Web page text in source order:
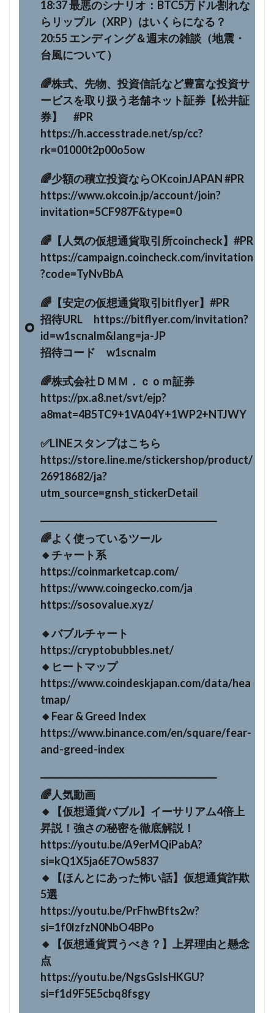
18:37 最悪のシナリオ：BTC5万ドル割れな
らリップル（XRP）はいくらになる？
20:55 エンディング＆週末の雑談（地震・
台風について）
🌈株式、先物、投資信託など豊富な投資サ
ービスを取り扱う老舗ネット証券【松井証
券】 #PR
https://h.accesstrade.net/sp/cc?
rk=01000t2p00o5ow
🌈少額の積立投資ならOKcoinJAPAN #PR
https://www.okcoin.jp/account/join?
invitation=5CF987F&type=0
🌈【人気の仮想通貨取引所coincheck】#PR
https://campaign.coincheck.com/invitation
?code=TyNvBbA
🌈【安定の仮想通貨取引bitflyer】#PR
招待URL https://bitflyer.com/invitation?
id=w1scnalm&lang=ja-JP
招待コード w1scnalm
🌈株式会社ＤＭＭ．ｃｏｍ証券
https://px.a8.net/svt/ejp?
a8mat=4B5TC9+1VA04Y+1WP2+NTJWY
✅LINEスタンプはこちら
https://store.line.me/stickershop/product/
26918682/ja?
utm_source=gnsh_stickerDetail
━━━━━━━━━━━━━━━━
🌈よく使っているツール
🔸チャート系
https://coinmarketcap.com/
https://www.coingecko.com/ja
https://sosovalue.xyz/
🔸バブルチャート
https://cryptobubbles.net/
🔸ヒートマップ
https://www.coindeskjapan.com/data/hea
tmap/
🔸Fear & Greed Index
https://www.binance.com/en/square/fear-
and-greed-index
━━━━━━━━━━━━━━━━
🌈人気動画
🔸【仮想通貨バブル】イーサリアム4倍上
昇説！強さの秘密を徹底解説！
https://youtu.be/A9erMQiPabA?
si=kQ1X5ja6E7Ow5837
🔸【ほんとにあった怖い話】仮想通貨詐欺
5選
https://youtu.be/PrFhwBfts2w?
si=1f0lzfzN0NbO4BPo
🔸【仮想通貨買うべき？】上昇理由と懸念
点
https://youtu.be/NgsGslsHKGU?
si=f1d9F5E5cbq8fsgy